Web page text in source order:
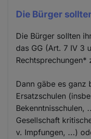
Die Bürger
Die Bürger sollten
das GG (Art. 7 IV 3
Rechtsprechungen*
Dann gäbe es ganz
Ersatzschulen
Bekenntnisschulen,
Gesellschaft
v. Impfungen, ...)